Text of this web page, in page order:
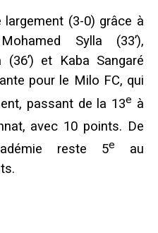
largement (3-0) grâce à
Sylla (33’),
(36’) et Kaba Sangaré
pour le Milo FC, qui
passant de la 13e à
avec 10 points. De
reste 5e
au